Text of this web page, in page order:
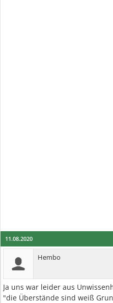
11.08.2020
Hembo
Ja uns war leider aus
"die Überstände sind weiß